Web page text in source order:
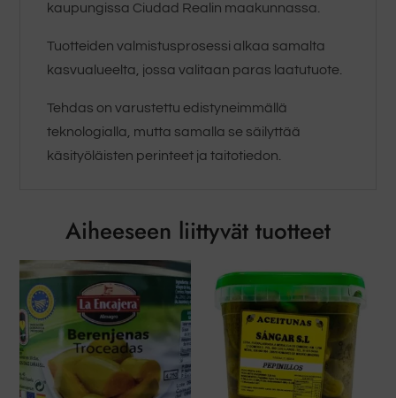
kaupungissa Ciudad Realin maakunnassa.
Tuotteiden valmistusprosessi alkaa samalta
kasvualueelta, jossa valitaan paras laatutuote.
Tehdas on varustettu edistyneimmällä
teknologialla, mutta samalla se säilyttää
käsityöläisten perinteet ja taitotiedon.
Aiheeseen liittyvät tuotteet